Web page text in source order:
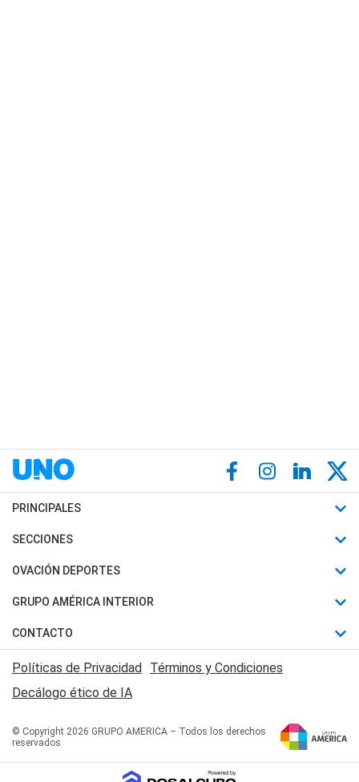
PRINCIPALES
Últimas Noticias
Política
Judiciales
Economia
SECCIONES
Horóscopo
Motores
Trucos caseros
Series y Películas
Edictos y Solicitadas
OVACIÓN DEPORTES
Fútbol
Mundial
Automovilismo
Rugby
Básquet
GRUPO AMÉRICA INTERIOR
Canal 7 en Vivo
San Juan 8
CONTACTO
Acerca de Nosotros
Contactanos
Políticas de Privacidad Términos y Condiciones
Decálogo ético de IA
© Copyright 2026 GRUPO AMERICA – Todos los derechos
reservados